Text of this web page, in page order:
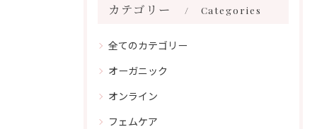
カテゴリー Categories
全てのカテゴリー
オーガニック
オンライン
フェムケア